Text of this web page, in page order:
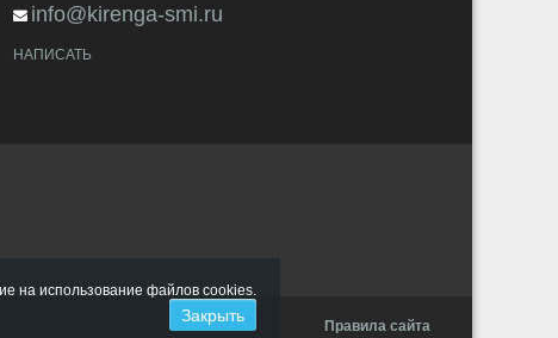
info@kirenga-smi.ru
НАПИСАТЬ
Правила сайта
на использование файлов cookies.